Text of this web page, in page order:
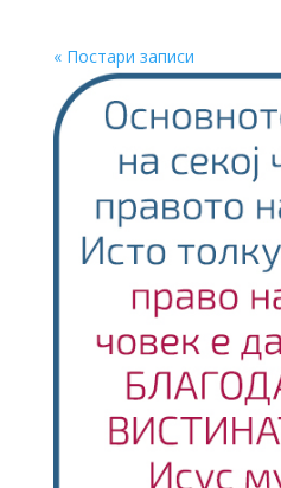
« Постари записи